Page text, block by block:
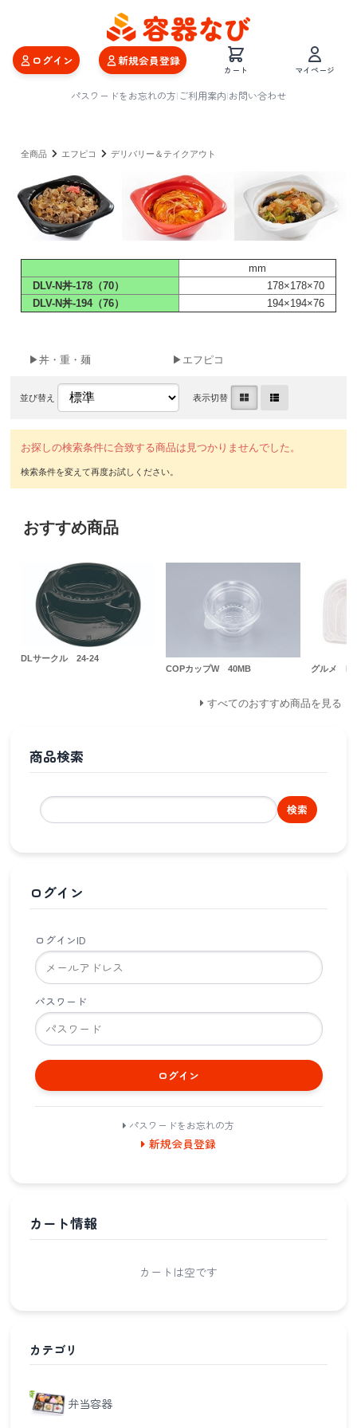
ログイン 新規会員登録
カート マイページ
パスワードをお忘れの方|ご利用案内|お問い合わせ
全商品 エフピコ デリバリー＆テイクアウト
mm
DLV-N丼-178（70）
178×178×70
DLV-N丼-194（76）
194×194×76
▶丼・重・麺 ▶エフピコ
並び替え 表示切替
お探しの検索条件に合致する商品は見つかりませんでした。
おすすめ商品
DLサークル 24-24
COPカップW 40MB
グルメ
すべてのおすすめ商品を見る
商品検索
検索
ログイン
ログインID
パスワード
ログイン
パスワードをお忘れの方
新規会員登録
カート情報
カートは空です
カテゴリ
弁当容器